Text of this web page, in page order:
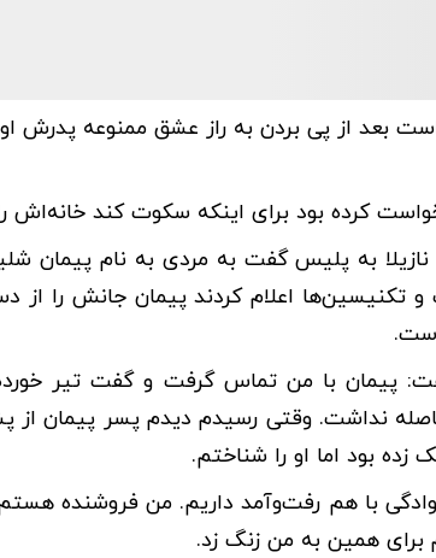
بعد از پی بردن به راز عشق ممنوعه پدرش
کرده بود برای اینکه سکوت کند خانه‌اش را
شد. نازیلا به پلیس گفت به مردی به نام
اعلام کردند پیمان جانش را از
گفت: پیمان با من تماس گرفت و گفت تیر
نداشت. وقتی رسیدم دیدم پسر پیمان از
بود اما او را شناختم.
با هم رفت‌وآمد داریم. من فروشنده
برای همین به من زنگ زد.